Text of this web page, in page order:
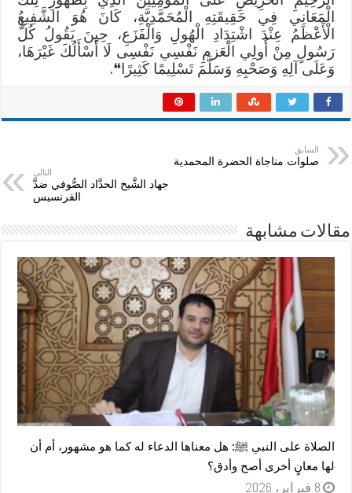
الْمَعَانِي فِي حَقِيقَتِهِ الْمُحَمَّدِيَّةِ، كَانَ هُوَ الشَّفِيعُ
الْأَعْظَمُ عِنْدَ اشْتِدَادِ الْهُولِ وَالْفَزَعِ، حِينَ يَقُولُ كُلُّ
رَسُولٍ مِنْ أُولِي الْعَزمِ نَفْسِي نَفْسِى لَا أَسْأَلُكَ غَيْرَهَا،
وَعَلَى آلِهِ وَصَحْبِهِ وَسَلَّمَ تَسْلِيمًا كَثِيرًا❝.
السابق
صلوات مناجاة الحضرة المحمدية
التالي
جهاد الشَّيخ الحدَّاد الصُّوفي ضدَّ
الفرنسيس
مقالات مشابهة
الصلاة على النبي ﷺ: هل معناها الدعاء له كما هو مشهور، أم أن
لها معانٍ أخرى أصح وأدق؟
8 فبراير، 2026